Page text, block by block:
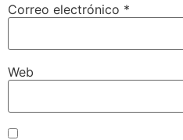
Correo electrónico *
Web